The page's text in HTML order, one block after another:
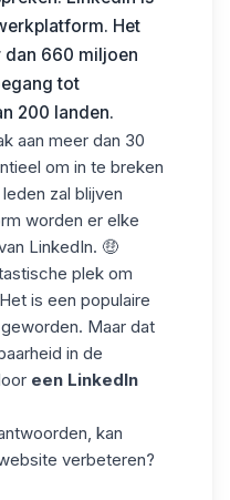
Het
dan 660 miljoen
tot
200 landen.
aan meer dan 30
om in te breken
zal blijven
worden er elke
LinkedIn. 🤑
plek om
is een populaire
Maar dat
in de
een LinkedIn
kan
verbeteren?